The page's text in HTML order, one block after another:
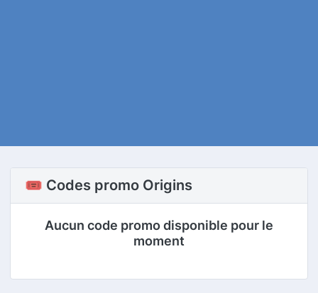
🎟️ Codes promo Origins
Aucun code promo disponible pour le
moment